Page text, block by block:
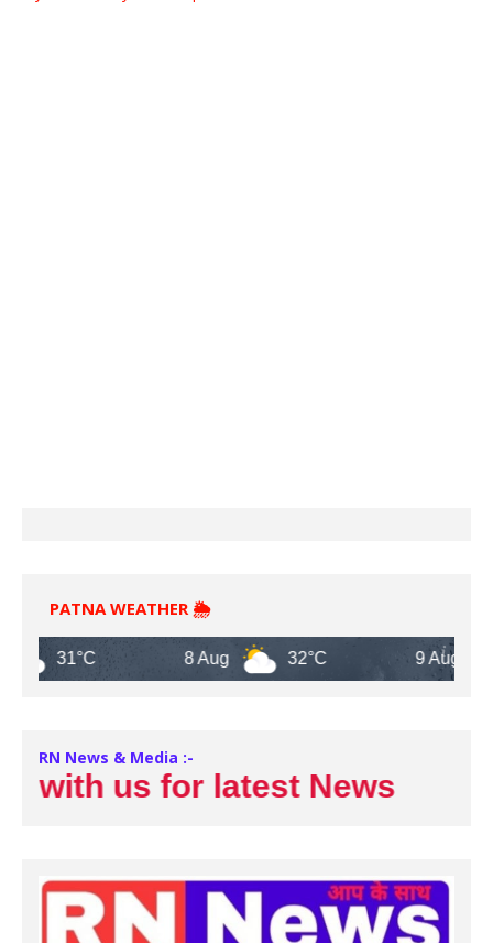
PATNA WEATHER 🌦️
31°C 8 Aug 32°C 9 Aug
RN News & Media :-
us for latest News